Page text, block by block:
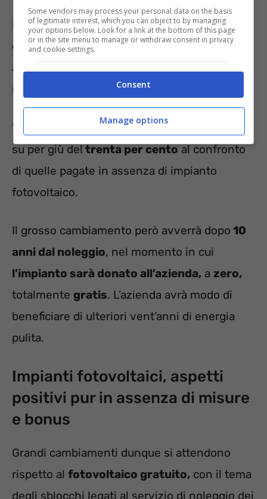
Ma non è tutto. Infatti gli imprenditori
cominciano a risparmiare, in tal caso rispetto
alla
noleggiato, viene installato.
Viene stimato uncalo del costo dell’utenza
su per giù del trenta per cento al confronto
di quelle pagate in assenza di impianto
fotovoltaico.
Il grosso cambiamento però avverrà dopo 10
anni dal noleggio, nel momento in cui
l’impianto sarà donato all’azienda, a zero,
totalmente gratis. L’azienda avrà modo di
beneficiare di ulteriori vent’anni di energia
pulita.
Impianti fotovoltaici, aspetti
positivi pur in assenza di misure
e bonus
Grandi cambiamenti dunque si attendono
rispetto al fotovoltaico gratuito, con il tema
degli sblocchi legati al servizio di noleggio dei
Some vendors may process your personal data on the basis
of legitimate interest, which you can object to by managing
your options below. Look for a link at the bottom of this page
or in the site menu to manage or withdraw consent in privacy
and cookie settings.
Consent
Manage options